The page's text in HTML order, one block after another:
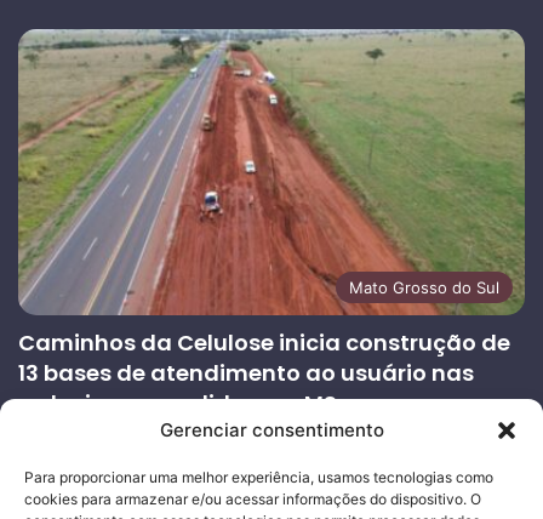
Gerenciar consentimento
Para proporcionar uma melhor experiência, usamos tecnologias como
cookies para armazenar e/ou acessar informações do dispositivo. O
Mato Grosso do Sul
Caminhos da Celulose inicia construção de
13 bases de atendimento ao usuário nas
rodovias concedidas em MS
Página
anterior
Próxima
página